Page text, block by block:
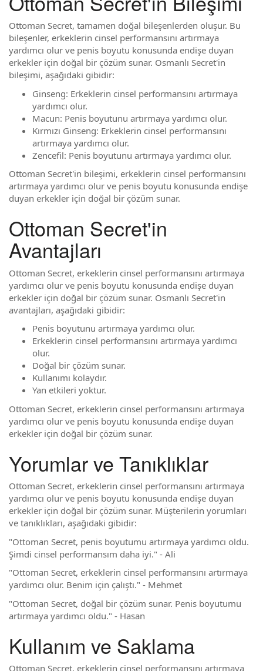
Ottoman Secret, tamamen doğal bileşenlerden oluşur. Bu
bileşenler, erkeklerin cinsel performansını artırmaya
yardımcı olur ve penis boyutu konusunda endişe duyan
erkekler için doğal bir çözüm sunar. Osmanlı Secret'in
bileşimi, aşağıdaki gibidir:
Ginseng: Erkeklerin cinsel performansını artırmaya
yardımcı olur.
Macun: Penis boyutunu artırmaya yardımcı olur.
Kırmızı Ginseng: Erkeklerin cinsel performansını
artırmaya yardımcı olur.
Zencefil: Penis boyutunu artırmaya yardımcı olur.
Ottoman Secret'in bileşimi, erkeklerin cinsel performansını
artırmaya yardımcı olur ve penis boyutu konusunda endişe
duyan erkekler için doğal bir çözüm sunar.
Ottoman Secret'in
Avantajları
Ottoman Secret, erkeklerin cinsel performansını artırmaya
yardımcı olur ve penis boyutu konusunda endişe duyan
erkekler için doğal bir çözüm sunar. Osmanlı Secret'in
avantajları, aşağıdaki gibidir:
Penis boyutunu artırmaya yardımcı olur.
Erkeklerin cinsel performansını artırmaya yardımcı
olur.
Doğal bir çözüm sunar.
Kullanımı kolaydır.
Yan etkileri yoktur.
Ottoman Secret, erkeklerin cinsel performansını artırmaya
yardımcı olur ve penis boyutu konusunda endişe duyan
erkekler için doğal bir çözüm sunar.
Yorumlar ve Tanıklıklar
Ottoman Secret, erkeklerin cinsel performansını artırmaya
yardımcı olur ve penis boyutu konusunda endişe duyan
erkekler için doğal bir çözüm sunar. Müşterilerin yorumları
ve tanıklıkları, aşağıdaki gibidir:
"Ottoman Secret, penis boyutumu artırmaya yardımcı oldu.
Şimdi cinsel performansım daha iyi." - Ali
"Ottoman Secret, erkeklerin cinsel performansını artırmaya
yardımcı olur. Benim için çalıştı." - Mehmet
"Ottoman Secret, doğal bir çözüm sunar. Penis boyutumu
artırmaya yardımcı oldu." - Hasan
Kullanım ve Saklama
Ottoman Secret, erkeklerin cinsel performansını artırmaya